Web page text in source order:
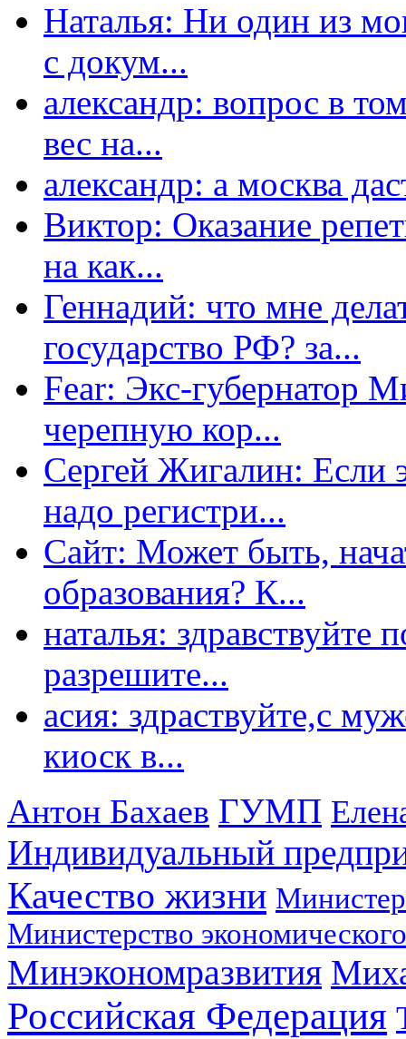
Наталья: Ни один из
с докум...
александр: вопрос в
вес на...
александр: а москва
Виктор: Оказание
на как...
Геннадий: что мне
государство РФ? за...
Fear: Экс-губернатор
черепную кор...
Сергей Жигалин: Если
надо регистри...
Сайт: Может быть,
образования? К...
наталья: здравствуйте
разрешите...
асия: здраствуйте,с
киоск в...
Антон Бахаев ГУМП
Индивидуальный
Качество жизни
Министерство
Минэкономразвития
Российская Федерация